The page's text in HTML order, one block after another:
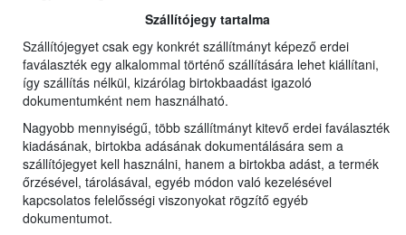
Szállítójegy tartalma
Szállítójegyet csak egy konkrét szállítmányt képező erdei
faválaszték egy alkalommal történő szállítására lehet kiállítani,
így szállítás nélkül, kizárólag birtokbaadást igazoló
dokumentumként nem használható.
Nagyobb mennyiségű, több szállítmányt kitevő erdei faválaszték
kiadásának, birtokba adásának dokumentálására sem a
szállítójegyet kell használni, hanem a birtokba adást, a termék
őrzésével, tárolásával, egyéb módon való kezelésével
kapcsolatos felelősségi viszonyokat rögzítő egyéb
dokumentumot.